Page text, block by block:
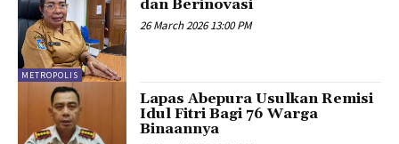
METROPOLIS
dan Berinovasi
26 March 2026 13:00 PM
Lapas Abepura Usulkan Remisi
Idul Fitri Bagi 76 Warga
Binaannya